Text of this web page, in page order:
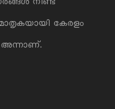
നീണ്ട
കേരളം